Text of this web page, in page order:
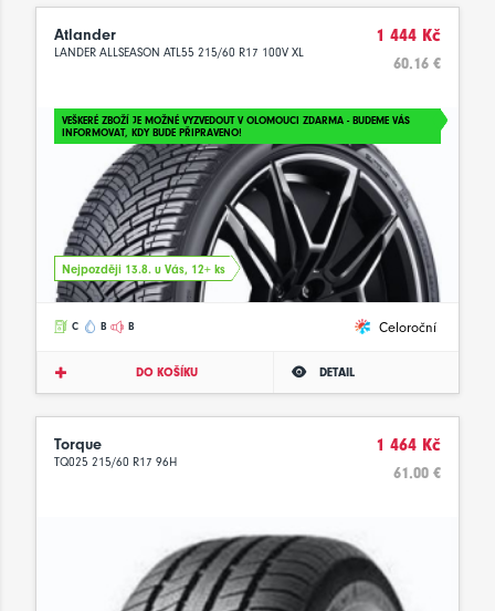
Atlander
LANDER ALLSEASON ATL55 215/60 R17 100V XL
1 444 Kč
60.16 €
VEŠKERÉ ZBOŽÍ JE MOŽNÉ VYZVEDOUT V OLOMOUCI ZDARMA - BUDEME VÁS
INFORMOVAT, KDY BUDE PŘIPRAVENO!
Nejpozději 13.8. u Vás, 12+ ks
C B B Celoroční
DO KOŠÍKU DETAIL
Torque
TQ025 215/60 R17 96H
1 464 Kč
61.00 €